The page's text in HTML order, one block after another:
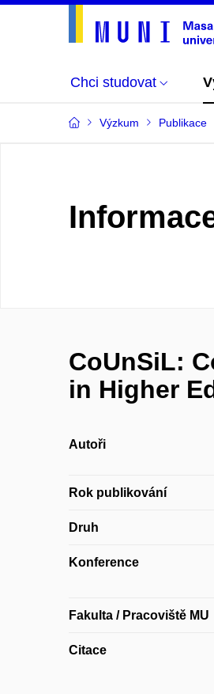
Chci studovat
Výzkum Publikace
CoUnSiL:
in Higher
Autoři
Rok publikování
Druh
Konference
Fakulta / Pracoviště MU
Citace